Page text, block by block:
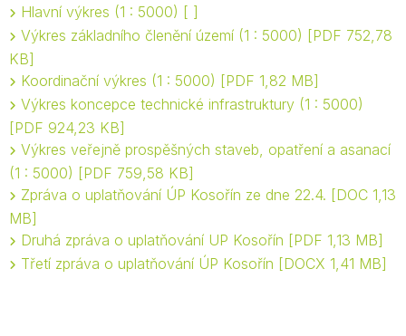
Hlavní výkres (1 : 5000)
Výkres základního členění území (1 : 5000)
PDF 752,78
KB
Koordinační výkres (1 : 5000)
PDF 1,82 MB
Výkres koncepce technické infrastruktury (1 : 5000)
PDF 924,23 KB
Výkres veřejně prospěšných staveb, opatření a asanací
(1 : 5000)
PDF 759,58 KB
Zpráva o uplatňování ÚP Kosořín ze dne 22.4.
DOC 1,13
MB
Druhá zpráva o uplatňování UP Kosořín
PDF 1,13 MB
Třetí zpráva o uplatňování ÚP Kosořín
DOCX 1,41 MB